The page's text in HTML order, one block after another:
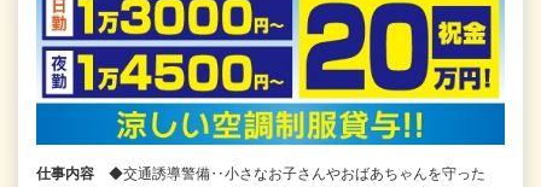
仕事内容
◆交通誘導警備‥小さなお子さんやおばあちゃんを守った